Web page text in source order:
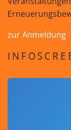
zur Anmeldung